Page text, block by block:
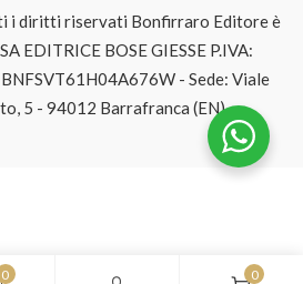
0 0
i diritti riservati Bonfirraro Editore è
EDITRICE BOSE GIESSE P.IVA:
- Sede: Viale
5 - 94012 Barrafranca (EN)